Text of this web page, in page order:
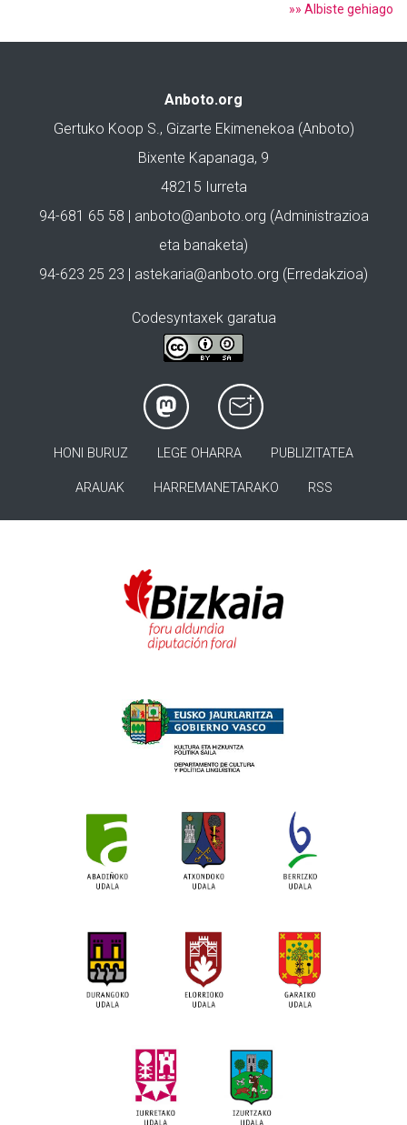
»» Albiste gehiago
Anboto.org
Gertuko Koop S., Gizarte Ekimenekoa (Anboto)
Bixente Kapanaga, 9
48215 Iurreta
94-681 65 58 | anboto@anboto.org (Administrazioa
eta banaketa)
94-623 25 23 | astekaria@anboto.org (Erredakzioa)
Codesyntaxek garatua
HONI BURUZ LEGE OHARRA PUBLIZITATEA
ARAUAK HARREMANETARAKO RSS